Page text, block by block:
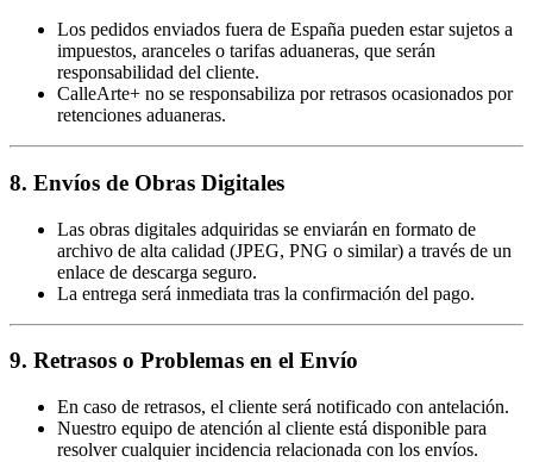
Los pedidos enviados fuera de España pueden estar sujetos a
impuestos, aranceles o tarifas aduaneras, que serán
responsabilidad del cliente.
CalleArte+ no se responsabiliza por retrasos ocasionados por
retenciones aduaneras.
8. Envíos de Obras Digitales
Las obras digitales adquiridas se enviarán en formato de
archivo de alta calidad (JPEG, PNG o similar) a través de un
enlace de descarga seguro.
La entrega será inmediata tras la confirmación del pago.
9. Retrasos o Problemas en el Envío
En caso de retrasos, el cliente será notificado con antelación.
Nuestro equipo de atención al cliente está disponible para
resolver cualquier incidencia relacionada con los envíos.